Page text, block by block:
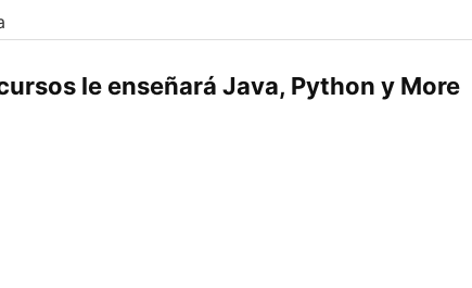
le enseñará Java, Python y More